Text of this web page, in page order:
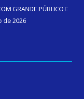
GRANDE PÚBLICO E
de 2026